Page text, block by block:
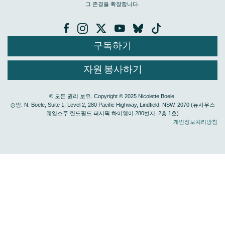
그 존경을 확장합니다.
구독하기
자원 봉사하기
© 모든 권리 보유. Copyright © 2025 Nicolette Boele.
승인: N. Boele, Suite 1, Level 2, 280 Pacific Highway, Lindfield, NSW, 2070 (뉴사우스
웨일스주 린드필드 퍼시픽 하이웨이 280번지, 2층 1호)
개인정보처리방침